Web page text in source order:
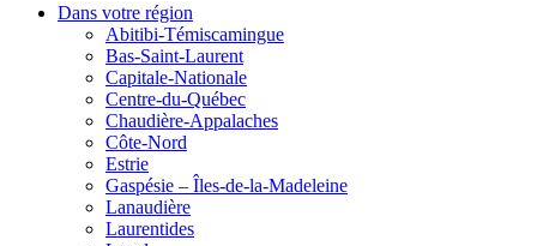
Dans votre région
Abitibi-Témiscamingue
Bas-Saint-Laurent
Capitale-Nationale
Centre-du-Québec
Chaudière-Appalaches
Côte-Nord
Estrie
Gaspésie – Îles-de-la-Madeleine
Lanaudière
Laurentides